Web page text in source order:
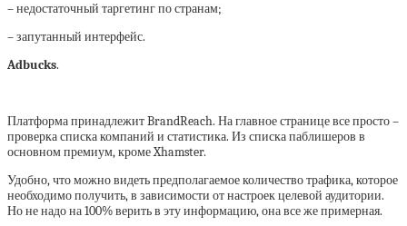
– недостаточный таргетинг по странам;
– запутанный интерфейс.
Adbucks.
Платформа принадлежит BrandReach. На главное странице все просто –
проверка списка компаний и статистика. Из списка паблишеров в
основном премиум, кроме Xhamster.
Удобно, что можно видеть предполагаемое количество трафика, которое
необходимо получить, в зависимости от настроек целевой аудитории.
Но не надо на 100% верить в эту информацию, она все же примерная.